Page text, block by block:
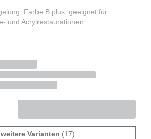
Farbe B plus, geeignet für
und Acrylrestaurationen
weitere Varianten (17)